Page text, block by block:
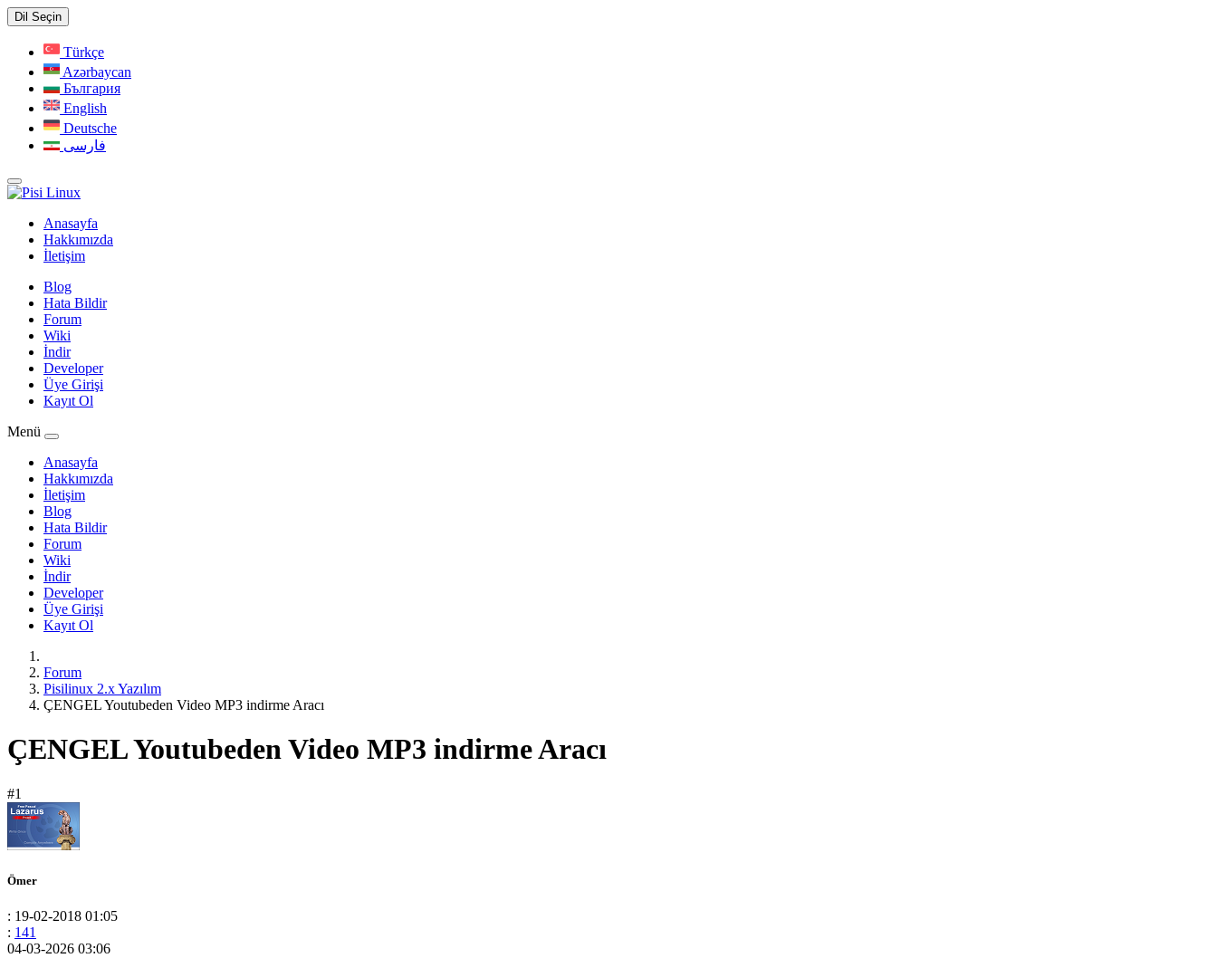
Dil Seçin
Türkçe
Azərbaycan
България
English
Deutsche
فارسی
Anasayfa
Hakkımızda
İletişim
Blog
Hata Bildir
Forum
Wiki
İndir
Developer
Üye Girişi
Kayıt Ol
Menü
Anasayfa
Hakkımızda
İletişim
Blog
Hata Bildir
Forum
Wiki
İndir
Developer
Üye Girişi
Kayıt Ol
Forum
Pisilinux 2.x Yazılım
ÇENGEL Youtubeden Video MP3 indirme Aracı
ÇENGEL Youtubeden Video MP3 indirme Aracı
#1
Ömer
: 19-02-2018 01:05
: 141
04-03-2026 03:06